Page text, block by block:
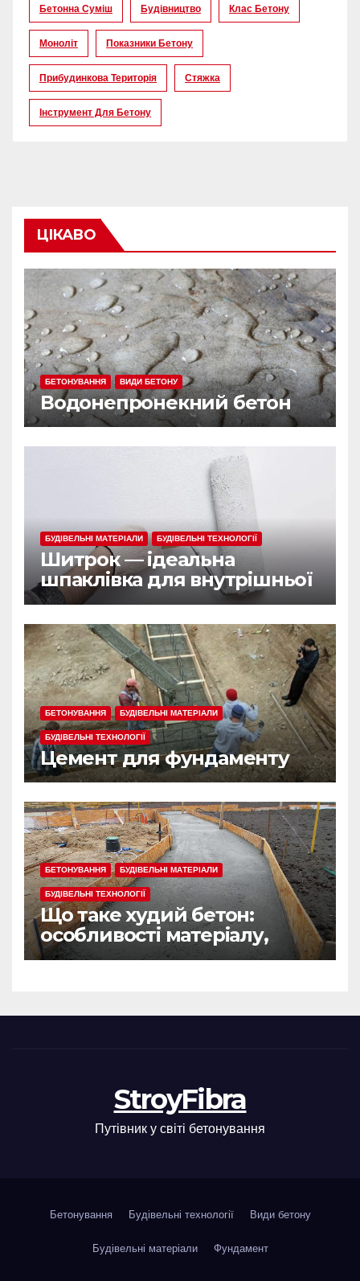
Бетонна Суміш Будівництво Клас Бетону
Моноліт Показники Бетону
Прибудинкова Територія Стяжка
Інструмент Для Бетону
ЦІКАВО
БЕТОНУВАННЯ ВИДИ БЕТОНУ
Водонепронекний бетон
БУДІВЕЛЬНІ МАТЕРІАЛИ БУДІВЕЛЬНІ ТЕХНОЛОГІЇ
Шитрок — ідеальна
шпаклівка для внутрішньої
обробки
БЕТОНУВАННЯ БУДІВЕЛЬНІ МАТЕРІАЛИ
БУДІВЕЛЬНІ ТЕХНОЛОГІЇ
Цемент для фундаменту
БЕТОНУВАННЯ БУДІВЕЛЬНІ МАТЕРІАЛИ
БУДІВЕЛЬНІ ТЕХНОЛОГІЇ
Що таке худий бетон:
особливості матеріалу,
сфера застосування
StroyFibra
Путівник у світі бетонування
Бетонування Будівельні технології Види бетону
Будівельні матеріали Фундамент